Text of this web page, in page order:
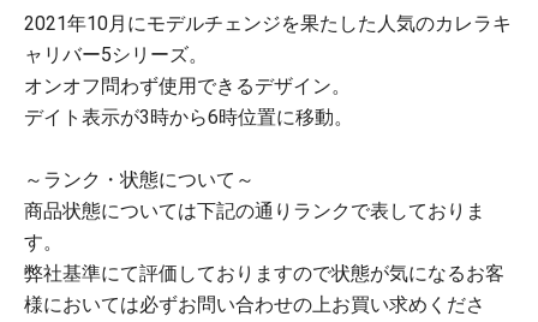
2021年10月にモデルチェンジを果たした人気のカレラキ
ャリバー5シリーズ。
オンオフ問わず使用できるデザイン。
デイト表示が3時から6時位置に移動。
～ランク・状態について～
商品状態については下記の通りランクで表しておりま
す。
弊社基準にて評価しておりますので状態が気になるお客
様においては必ずお問い合わせの上お買い求めくださ